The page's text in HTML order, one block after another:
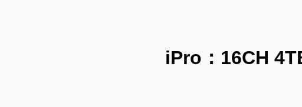
iPro：16CH